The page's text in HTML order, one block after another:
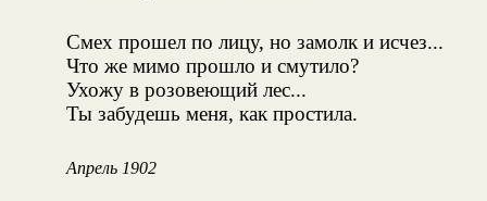
Смех прошел по лицу, но замолк и исчез...
Что же мимо прошло и смутило?
Ухожу в розовеющий лес...
Ты забудешь меня, как простила.
Апрель 1902